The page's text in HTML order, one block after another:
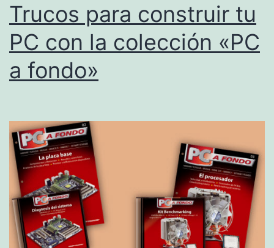
Trucos para construir tu
PC con la colección «PC
a fondo»